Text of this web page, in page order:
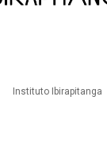
Instituto Ibirapitanga